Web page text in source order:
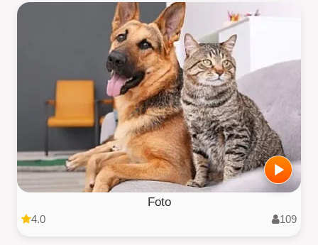
Foto
4.0 109